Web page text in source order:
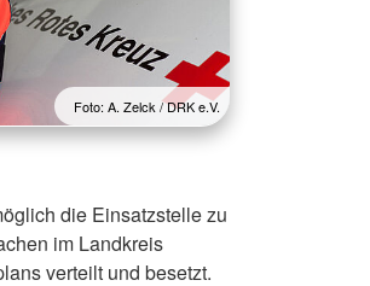
Foto: A. Zelck / DRK e.V.
die Einsatzstelle zu
im Landkreis
verteilt und besetzt.